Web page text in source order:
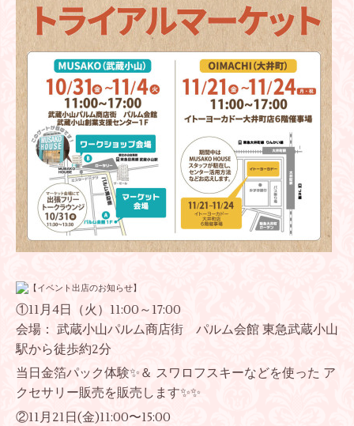
①11月4日（火）11:00～17:00
会場： 武蔵小山パルム商店街 パルム会館 東急武蔵小山
駅から徒歩約2分
当日金箔パック体験✨＆ スワロフスキーなどを使った ア
クセサリー販売を販売します✨✨
②11月21日(金)11:00〜15:00